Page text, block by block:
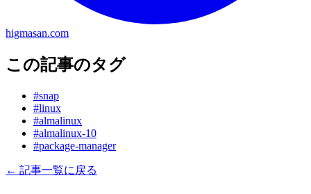
higmasan.com
この記事のタグ
#snap
#linux
#almalinux
#almalinux-10
#package-manager
← 記事一覧に戻る